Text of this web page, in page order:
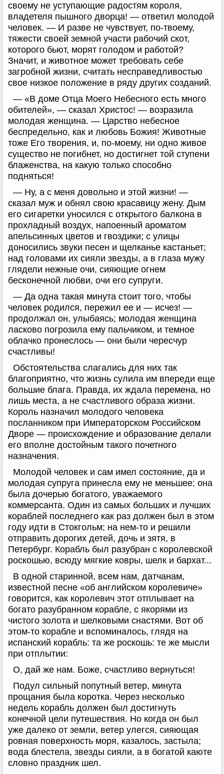
своему не уступающие радостям короля,
владетеля пышного дворца! — ответил молодой
человек. — И разве не чувствует, по-твоему,
тяжести своей земной участи рабочий скот,
которого бьют, морят голодом и работой?
Значит, и животное может требовать себе
загробной жизни, считать несправедливостью
свое низкое положение в ряду других созданий.
— «В доме Отца Моего Небесного есть много
обителей», — сказал Христос! — возразила
молодая женщина. — Царство небесное
беспредельно, как и любовь Божия! Животные
тоже Его творения, и, по-моему, ни одно живое
существо не погибнет, но достигнет той ступени
блаженства, на какую только способно
подняться!
— Ну, а с меня довольно и этой жизни! —
сказал муж и обнял свою красавицу жену. Дым
его сигаретки уносился с открытого балкона в
прохладный воздух, напоенный ароматом
апельсинных цветов и гвоздики; с улицы
доносились звуки песен и щелканье кастаньет;
над головами их сияли звезды, а в глаза мужу
глядели нежные очи, сияющие огнем
бесконечной любви, очи его супруги.
— Да одна такая минута стоит того, чтобы
человек родился, пережил ее и — исчез! —
продолжал он, улыбаясь; молодая женщина
ласково погрозила ему пальчиком, и темное
облачко пронеслось — они были чересчур
счастливы!
Обстоятельства слагались для них так
благоприятно, что жизнь сулила им впереди еще
большие блага. Правда, их ждала перемена, но
лишь места, а не счастливого образа жизни.
Король назначил молодого человека
посланником при Императорском Российском
Дворе — происхождение и образование делали
его вполне достойным такого почетного
назначения.
Молодой человек и сам имел состояние, да и
молодая супруга принесла ему не меньшее; она
была дочерью богатого, уважаемого
коммерсанта. Один из самых больших и лучших
кораблей последнего как раз должен был в этом
году идти в Стокгольм; на нем-то и решили
отправить дорогих детей, дочь и зятя, в
Петербург. Корабль был разубран с королевской
роскошью, всюду мягкие ковры, шелк и бархат...
В одной старинной, всем нам, датчанам,
известной песне «об английском королевиче»
говорится, как королевич этот отплывает на
богато разубранном корабле, с якорями из
чистого золота и шелковыми снастями. Вот об
этом-то корабле и вспоминалось, глядя на
испанский корабль: та же роскошь: те же мысли
при отплытии:
О, дай же нам. Боже, счастливо вернуться!
Подул сильный попутный ветер, минута
прощания была коротка. Через несколько
недель корабль должен был достигнуть
конечной цели путешествия. Но когда он был
уже далеко от земли, ветер улегся, сияющая
ровная поверхность моря, казалось, застыла;
вода блестела, звезды сияли, а в богатой каюте
словно праздник шел.